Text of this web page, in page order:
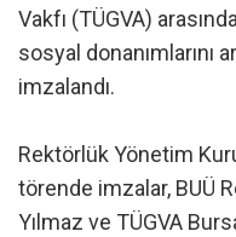
Vakfı (TÜGVA)
sosyal donanımlarını
imzalandı.
Rektörlük Yönetim
törende imzalar, BUÜ
Yılmaz ve TÜGVA